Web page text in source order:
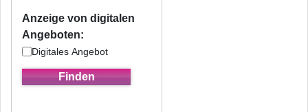
Anzeige von digitalen
Angeboten:
Digitales Angebot